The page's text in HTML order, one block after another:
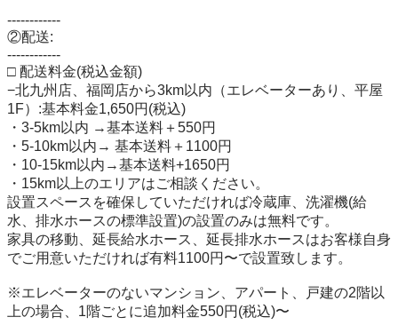
------------
②配送:
------------
□ 配送料金(税込金額)
−北九州店、福岡店から3km以内（エレベーターあり、平屋
1F）:基本料金1,650円(税込)
・3-5km以内 →基本送料＋550円
・5-10km以内→ 基本送料＋1100円
・10-15km以内→基本送料+1650円
・15km以上のエリアはご相談ください。
設置スペースを確保していただければ冷蔵庫、洗濯機(給
水、排水ホースの標準設置)の設置のみは無料です。
家具の移動、延長給水ホース、延長排水ホースはお客様自身
でご用意いただければ有料1100円〜で設置致します。
※エレベーターのないマンション、アパート、戸建の2階以
上の場合、1階ごとに追加料金550円(税込)〜